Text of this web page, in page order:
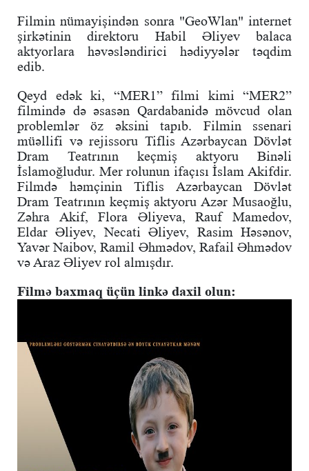
Filmin nümayişindən sonra "GeoWlan" internet
şirkətinin direktoru Habil Əliyev balaca
aktyorlara həvəsləndirici hədiyyələr təqdim
edib.
Qeyd edək ki, “MER1” filmi kimi “MER2”
filmində də əsasən Qardabanidə mövcud olan
problemlər öz əksini tapıb. Filmin ssenari
müəllifi və rejissoru Tiflis Azərbaycan Dövlət
Dram Teatrının keçmiş aktyoru Binəli
İslamoğludur. Mer rolunun ifaçısı İslam Akifdir.
Filmdə həmçinin Tiflis Azərbaycan Dövlət
Dram Teatrının keçmiş aktyoru Azər Musaoğlu,
Zəhra Akif, Flora Əliyeva, Rauf Mamedov,
Eldar Əliyev, Necati Əliyev, Rasim Həsənov,
Yavər Naibov, Ramil Əhmədov, Rafail Əhmədov
və Araz Əliyev rol almışdır.
Filmə baxmaq üçün linkə daxil olun: